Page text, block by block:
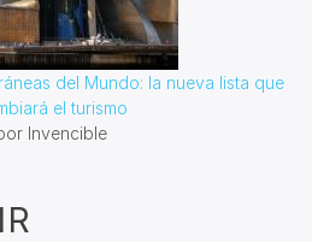
del Mundo: la nueva lista que
el turismo
Invencible